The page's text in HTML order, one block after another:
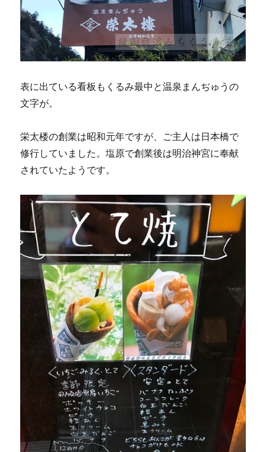
表に出ている看板もくるみ最中と温泉まんぢゅうの
文字が。
栄太楼の創業は昭和元年ですが、ご主人は日本橋で
修行していました。塩原で創業後は明治神宮に奉献
されていたようです。